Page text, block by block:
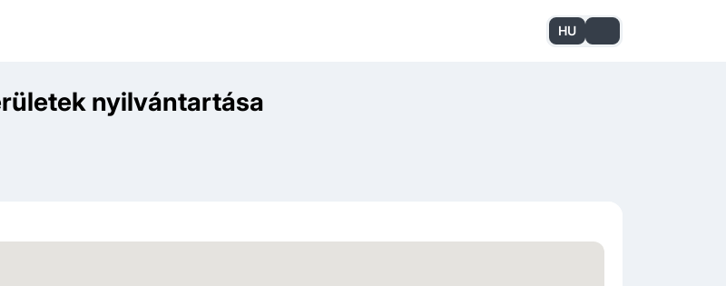
HU
nyilvántartása